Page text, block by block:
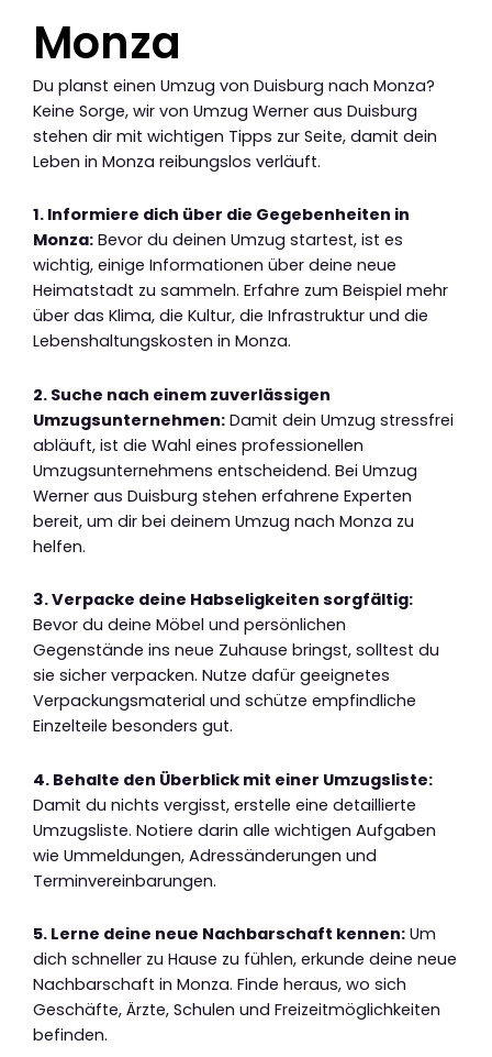
Monza
Du planst einen Umzug von Duisburg nach Monza?
Keine Sorge, wir von Umzug Werner aus Duisburg
stehen dir mit wichtigen Tipps zur Seite, damit dein
Leben in Monza reibungslos verläuft.
1. Informiere dich über die Gegebenheiten in
Monza: Bevor du deinen Umzug startest, ist es
wichtig, einige Informationen über deine neue
Heimatstadt zu sammeln. Erfahre zum Beispiel mehr
über das Klima, die Kultur, die Infrastruktur und die
Lebenshaltungskosten in Monza.
2. Suche nach einem zuverlässigen
Umzugsunternehmen: Damit dein Umzug stressfrei
abläuft, ist die Wahl eines professionellen
Umzugsunternehmens entscheidend. Bei Umzug
Werner aus Duisburg stehen erfahrene Experten
bereit, um dir bei deinem Umzug nach Monza zu
helfen.
3. Verpacke deine Habseligkeiten sorgfältig:
Bevor du deine Möbel und persönlichen
Gegenstände ins neue Zuhause bringst, solltest du
sie sicher verpacken. Nutze dafür geeignetes
Verpackungsmaterial und schütze empfindliche
Einzelteile besonders gut.
4. Behalte den Überblick mit einer Umzugsliste:
Damit du nichts vergisst, erstelle eine detaillierte
Umzugsliste. Notiere darin alle wichtigen Aufgaben
wie Ummeldungen, Adressänderungen und
Terminvereinbarungen.
5. Lerne deine neue Nachbarschaft kennen: Um
dich schneller zu Hause zu fühlen, erkunde deine neue
Nachbarschaft in Monza. Finde heraus, wo sich
Geschäfte, Ärzte, Schulen und Freizeitmöglichkeiten
befinden.